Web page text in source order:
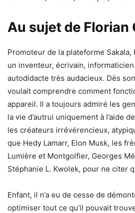
Au sujet de Florian
Promoteur de la plateforme
un inventeur, écrivain,
autodidacte très audacieux. Dès
voulait comprendre comment
appareil. Il a toujours admiré les
la vie d’autrui uniquement à l’aide
les créateurs irrévérencieux,
que Hedy Lamarr, Elon Musk,
Lumière et Montgolfier, Georges
Stéphanie L. Kwolek, pour ne citer
Enfant, il n’a eu de cesse de
optimiser tout ce qu’il pouvait